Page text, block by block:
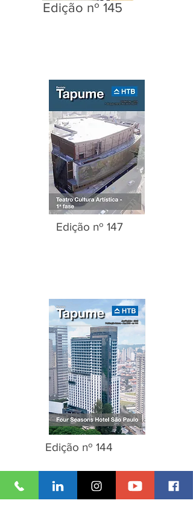
Edição nº 145
Edição nº 147
Edição nº 144